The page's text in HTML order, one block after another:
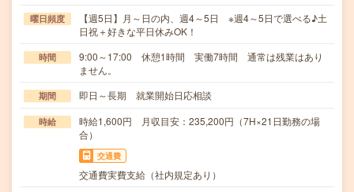
曜日頻度
【週5日】月～日の内、週4～5日 ※週4～5日で選べる♪土
日祝＋好きな平日休みOK！
時間
9:00～17:00 休憩1時間 実働7時間 通常は残業はあり
ません。
期間 即日～長期 就業開始日応相談
時給
時給1,600円 月収目安：235,200円（7H×21日勤務の場
合）
交通費
交通費実費支給（社内規定あり）